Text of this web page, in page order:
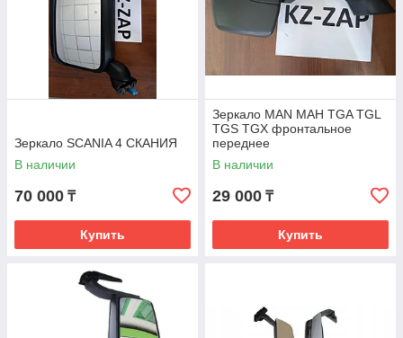
Зеркало SCANIA 4 СКАНИЯ
В наличии
70 000 ₸
Купить
Зеркало MAN МАН TGA TGL
TGS TGX фронтальное
переднее
В наличии
29 000 ₸
Купить